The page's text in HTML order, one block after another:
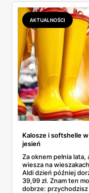
podróbki. Spisałam
łącznie z jedną
AKTUALNOŚCI
Kalosze i softshelle
jesień
Za oknem pełnia
wiesza na
Aldi dzień później
39,99 zł. Znam ten
dobrze: